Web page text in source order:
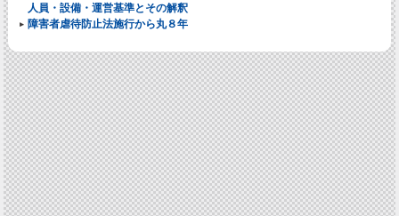
人員・設備・運営基準とその解釈
障害者虐待防止法施行から丸８年